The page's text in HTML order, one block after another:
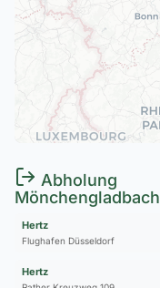
Abholung
Mönchengladbach
Hertz
Flughafen Düsseldorf
Hertz